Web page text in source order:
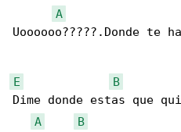
A
Uoooooo?????.Donde te
E B
Dime donde estas que
A
B